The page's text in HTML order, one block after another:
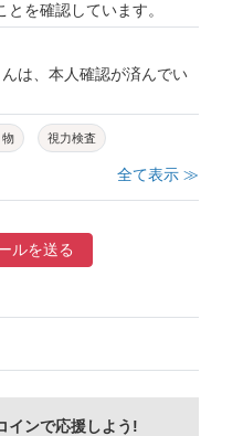
を確認しています。
んは、本人確認が済んでい
物 視力検査
全て表示 ≫
ルを送る
インで応援しよう!